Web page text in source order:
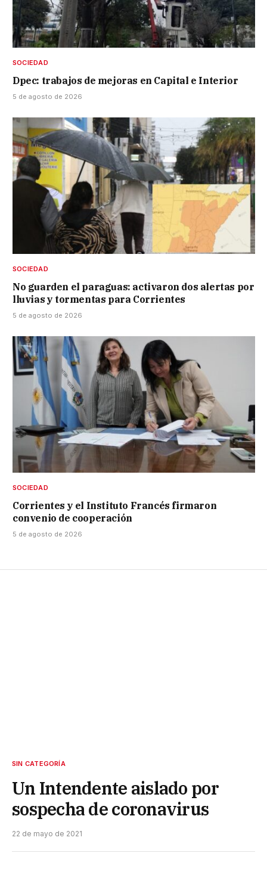
SOCIEDAD
Dpec: trabajos de mejoras en Capital e Interior
5 de agosto de 2026
SOCIEDAD
No guarden el paraguas: activaron dos alertas por
lluvias y tormentas para Corrientes
5 de agosto de 2026
SOCIEDAD
Corrientes y el Instituto Francés firmaron
convenio de cooperación
5 de agosto de 2026
SIN CATEGORÍA
Un Intendente aislado por
sospecha de coronavirus
22 de mayo de 2021